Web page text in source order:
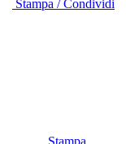
Stampa / Condividi
Stampa